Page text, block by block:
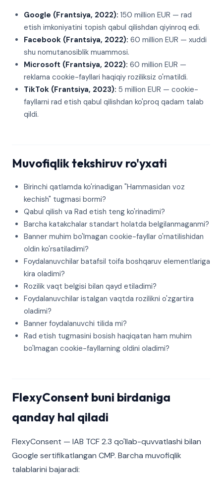
Google (Frantsiya, 2022): 150 million EUR — rad
etish imkoniyatini topish qabul qilishdan qiyinroq edi.
Facebook (Frantsiya, 2022): 60 million EUR — xuddi
shu nomutanosiblik muammosi.
Microsoft (Frantsiya, 2022): 60 million EUR —
reklama cookie-fayllari haqiqiy roziliksiz o'rnatildi.
TikTok (Frantsiya, 2023): 5 million EUR — cookie-
fayllarni rad etish qabul qilishdan ko'proq qadam talab
qildi.
Muvofiqlik tekshiruv ro'yxati
Birinchi qatlamda ko'rinadigan "Hammasidan voz
kechish" tugmasi bormi?
Qabul qilish va Rad etish teng ko'rinadimi?
Barcha katakchalar standart holatda belgilanmaganmi?
Banner muhim bo'lmagan cookie-fayllar o'rnatilishidan
oldin ko'rsatiladimi?
Foydalanuvchilar batafsil toifa boshqaruv elementlariga
kira oladimi?
Rozilik vaqt belgisi bilan qayd etiladimi?
Foydalanuvchilar istalgan vaqtda rozilikni o'zgartira
oladimi?
Banner foydalanuvchi tilida mi?
Rad etish tugmasini bosish haqiqatan ham muhim
bo'lmagan cookie-fayllarning oldini oladimi?
FlexyConsent buni birdaniga
qanday hal qiladi
FlexyConsent — IAB TCF 2.3 qo'llab-quvvatlashi bilan
Google sertifikatlangan CMP. Barcha muvofiqlik
talablarini bajaradi: